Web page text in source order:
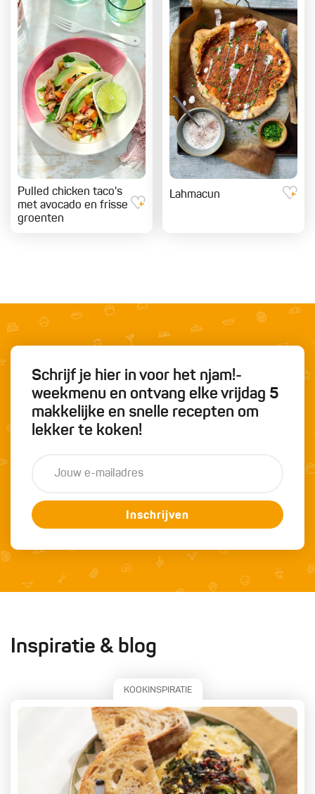
Pulled chicken taco's
met avocado en frisse
groenten
Lahmacun
Schrijf je hier in voor het njam!-
weekmenu en ontvang elke vrijdag 5
makkelijke en snelle recepten om
lekker te koken!
Inschrijven
Inspiratie & blog
KOOKINSPIRATIE